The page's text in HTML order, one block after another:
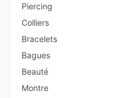
Piercing
Colliers
Bracelets
Bagues
Beauté
Montre